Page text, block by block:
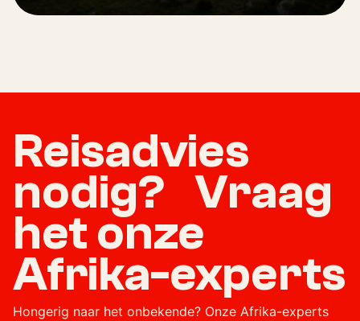
Reisadvies
nodig? Vraag
het onze
Afrika-experts
Hongerig naar het onbekende? Onze Afrika-experts